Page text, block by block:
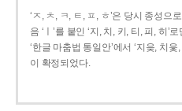
‘ㅈ, ㅊ, ㅋ, ㅌ, ㅍ, ㅎ’은 당시 종성으
음 ‘ㅣ’를 붙인 ‘지, 치, 키, 티, 피, 히
‘한글 마춤법 통일안’에서 ‘지읒, 치
이 확정되었다.